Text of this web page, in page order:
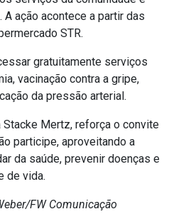
A ação acontece a partir das
STR.
gratuitamente serviços
vacinação contra a gripe,
da pressão arterial.
Stacke Mertz, reforça o convite
participe, aproveitando a
da saúde, prevenir doenças e
de vida.
FW Comunicação